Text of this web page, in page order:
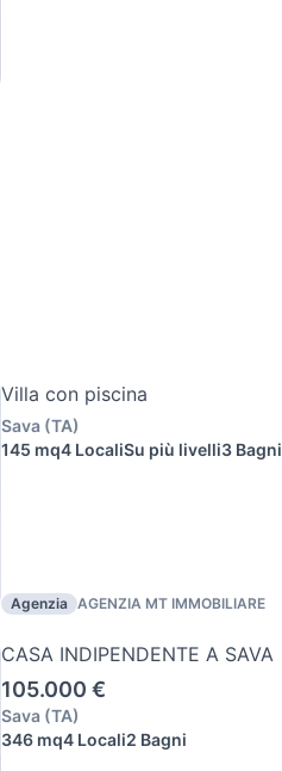
Villa con piscina
Sava (TA)
145 mq4 LocaliSu più livelli3 Bagni
Agenzia AGENZIA MT IMMOBILIARE
CASA INDIPENDENTE A SAVA
105.000 €
Sava (TA)
346 mq4 Locali2 Bagni